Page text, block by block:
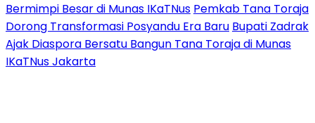
Bermimpi Besar di Munas IKaTNus Pemkab Tana Toraja
Dorong Transformasi Posyandu Era Baru Bupati Zadrak
Ajak Diaspora Bersatu Bangun Tana Toraja di Munas
IKaTNus Jakarta